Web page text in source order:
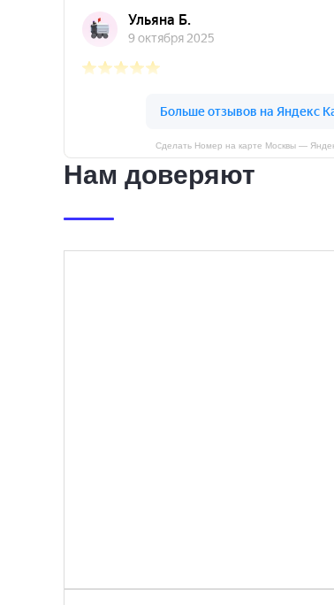
Сделать Номер на карте Москвы —
Нам доверяют